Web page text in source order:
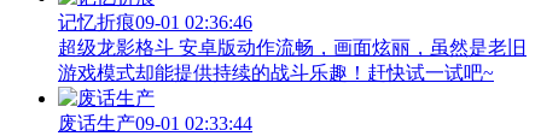
记忆折痕09-01 02:36:46
超级龙影格斗 安卓版动作流畅，画面炫丽，虽然是老旧
游戏模式却能提供持续的战斗乐趣！赶快试一试吧~
废话生产09-01 02:33:44